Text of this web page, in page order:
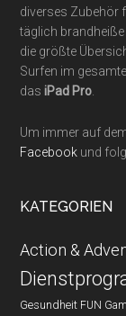
diverses Zubehör
täglich
die größte
Surfen im
dasiPad Pro
Um immer auf
Facebook und
KATEGORIEN
Action &
Gesundheit FUN